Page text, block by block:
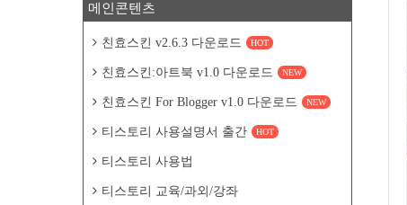
메인콘텐츠
친효스킨 v2.6.3 다운로드 HOT
친효스킨:아트북 v1.0 다운로드 NEW
친효스킨 For Blogger v1.0 다운로드 NEW
티스토리 사용설명서 출간 HOT
티스토리 사용법
티스토리 교육/과외/강좌